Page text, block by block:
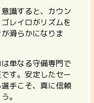
識すると、カウン
レイロがリズムを
滑らかになりま
単なる守備専門で
です。安定したセー
手こそ、真に信頼
。